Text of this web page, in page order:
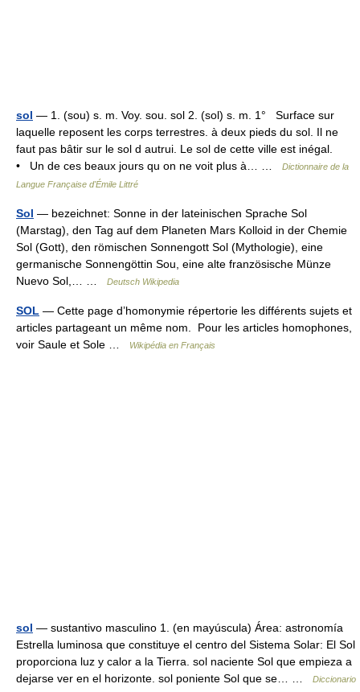
sol — 1. (sou) s. m. Voy. sou. sol 2. (sol) s. m. 1° Surface sur
laquelle reposent les corps terrestres. à deux pieds du sol. Il ne
faut pas bâtir sur le sol d autrui. Le sol de cette ville est inégal.
• Un de ces beaux jours qu on ne voit plus à… …
Dictionnaire de la
Langue Française d'Émile Littré
Sol — bezeichnet: Sonne in der lateinischen Sprache Sol
(Marstag), den Tag auf dem Planeten Mars Kolloid in der Chemie
Sol (Gott), den römischen Sonnengott Sol (Mythologie), eine
germanische Sonnengöttin Sou, eine alte französische Münze
Nuevo Sol,… …
Deutsch Wikipedia
SOL — Cette page d’homonymie répertorie les différents sujets et
articles partageant un même nom. Pour les articles homophones,
voir Saule et Sole …
Wikipédia en Français
sol — sustantivo masculino 1. (en mayúscula) Área: astronomía
Estrella luminosa que constituye el centro del Sistema Solar: El Sol
proporciona luz y calor a la Tierra. sol naciente Sol que empieza a
dejarse ver en el horizonte. sol poniente Sol que se… …
Diccionario